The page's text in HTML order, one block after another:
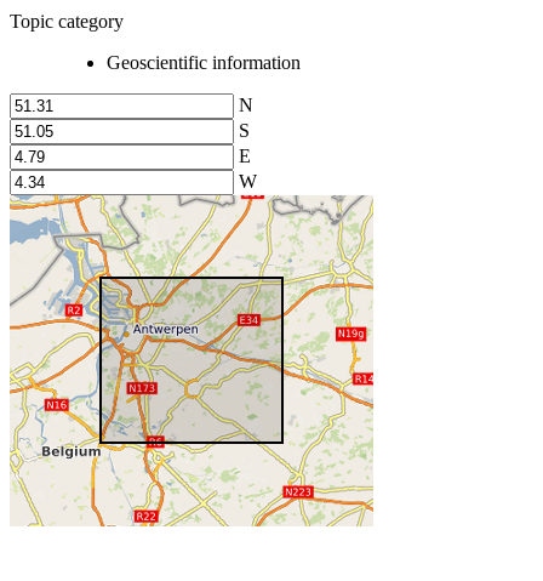
Topic category
Geoscientific information
N
S
E
W